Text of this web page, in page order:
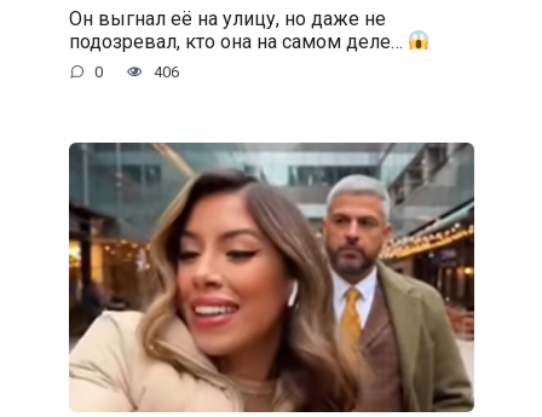
Он выгнал её на улицу, но даже не
подозревал, кто она на самом деле…
0 406